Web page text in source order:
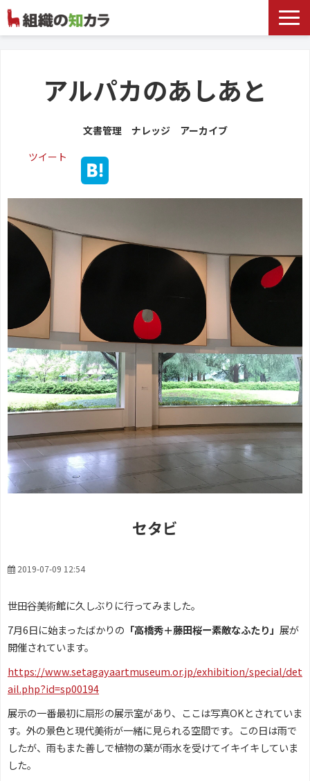
お役立ち記事
記事カテゴリ一覧
お客様事例
アルパカのあしあと
文書管理 ナレッジ アーカイブ
ツイート
セタビ
2019-07-09 12:54
世田谷美術館に久しぶりに行ってみました。
7月6日に始まったばかりの 「高橋秀＋藤田桜ー素敵なふたり」 展が
開催されています。
https://www.setagayaartmuseum.or.jp/exhibition/special/det
ail.php?id=sp00194
展示の一番最初に扇形の展示室があり、ここは写真OKとされていま
す。外の景色と現代美術が一緒に見られる空間です。この日は雨で
したが、雨もまた善しで植物の葉が雨水を受けてイキイキしていま
した。